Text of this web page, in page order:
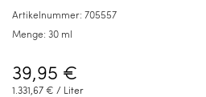
Artikelnummer: 705557
Menge: 30 ml
39,95 €
1.331,67 € / Liter